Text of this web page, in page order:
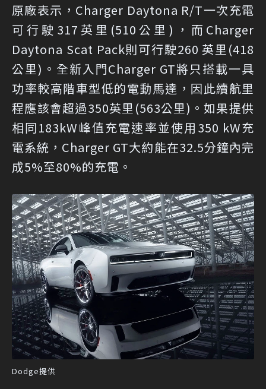
原廠表示，Charger Daytona R/T一次充電
可行駛317英里(510公里)，而Charger
Daytona Scat Pack則可行駛260 英里(418
公里)。全新入門Charger GT將只搭載一具
功率較高階車型低的電動馬達，因此續航里
程應該會超過350英里(563公里)。如果提供
相同183kW峰值充電速率並使用350 kW充
電系統，Charger GT大約能在32.5分鐘內完
成5%至80%的充電。
Dodge提供